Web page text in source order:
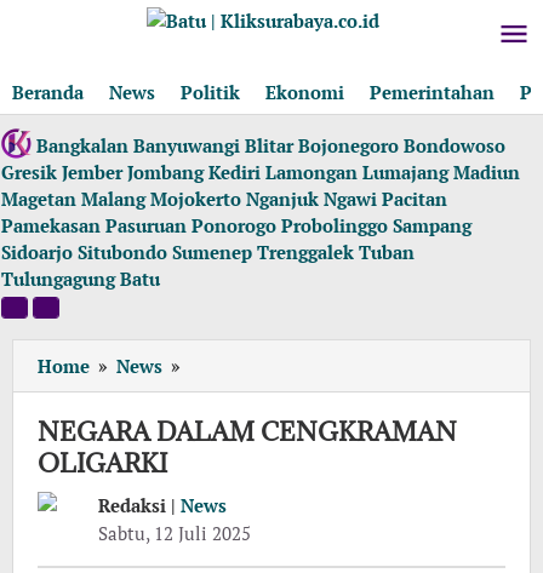
Beranda
News Politik Ekonomi Pemerintahan
Bangkalan Banyuwangi Blitar Bojonegoro Bondowoso
Gresik Jember Jombang Kediri Lamongan Lumajang Madiun
Magetan Malang Mojokerto Nganjuk Ngawi Pacitan
Pamekasan Pasuruan Ponorogo Probolinggo Sampang
Sidoarjo Situbondo Sumenep Trenggalek Tuban
Tulungagung Batu
Home » News »
DALAM
CENGKRAMAN
OLIGARKI
NEGARA DALAM CENGKRAMAN
OLIGARKI
Redaksi | News
Sabtu, 12 Juli 2025